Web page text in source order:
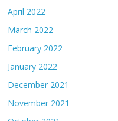
April 2022
March 2022
February 2022
January 2022
December 2021
November 2021